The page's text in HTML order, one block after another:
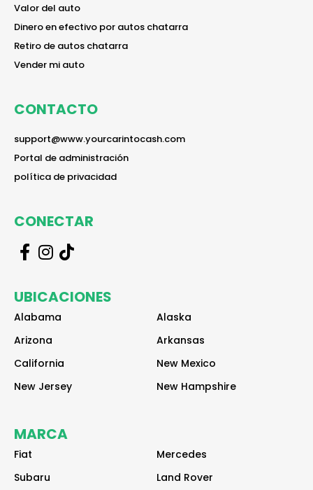
Valor del auto
reader
Dinero en efectivo por autos chatarra
reader
Retiro de autos chatarra
reader
Vender mi auto
reader
CONTACTO
support@www.yourcarintocash.com
reader
Portal de administración
reader
política de privacidad
reader
CONECTAR
d
e
d
e
d
e
UBICACIONES
Alabama
Alaska
Arizona
Arkansas
California
New Mexico
New Jersey
New Hampshire
MARCA
Fiat
Mercedes
Subaru
Land Rover